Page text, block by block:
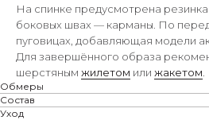
На спинке предусмотрена
боковых швах — карманы. По
пуговицах, добавляющая модели
Для завершённого образа
шерстяным жилетом или жакетом
Обмеры
Состав
Уход